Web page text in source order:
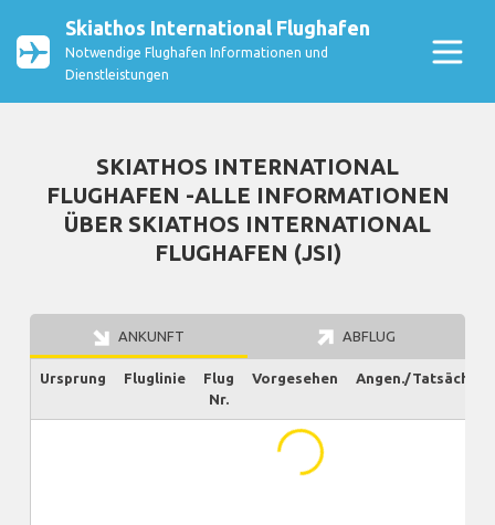
Skiathos International Flughafen
Notwendige Flughafen Informationen und
Dienstleistungen
SKIATHOS INTERNATIONAL
FLUGHAFEN -ALLE INFORMATIONEN
ÜBER SKIATHOS INTERNATIONAL
FLUGHAFEN (JSI)
ANKUNFT ABFLUG
Ursprung Fluglinie
Flug
Nr.
Vorgesehen Angen./Tatsächlich